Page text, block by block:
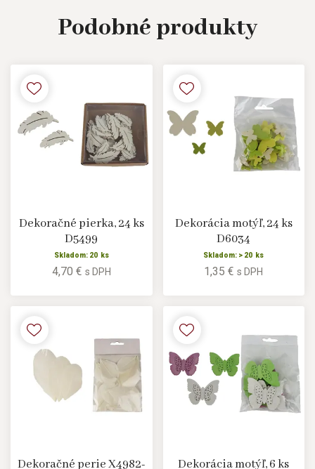
Podobné produkty
Dekoračné pierka, 24 ks
D5499
Skladom: 20 ks
4,70 € s DPH
Dekorácia motýľ, 24 ks
D6034
Skladom: > 20 ks
1,35 €s DPH
Dekoračné perie X4982- Dekorácia motýľ, 6 ks